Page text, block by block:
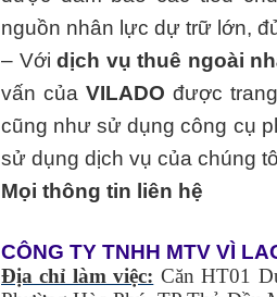
nguồn nhân lực dự trữ lớn,
– Với dịch vụ thuê ngoài
vấn của VILADO được
cũng như sử dụng công cụ
sử dụng dịch vụ của chúng
Mọi thông tin liên hệ
CÔNG TY TNHH MTV VÌ
Địa chỉ làm việc: Căn HT01